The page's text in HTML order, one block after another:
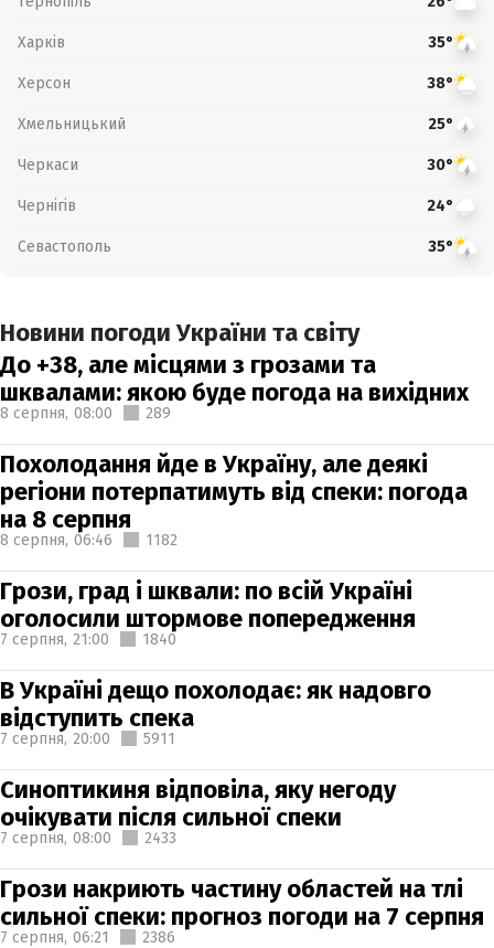
Харків 35°
Херсон 38°
Хмельницький 25°
Черкаси 30°
Чернігів 24°
Севастополь 35°
Новини погоди України та світу
До +38, але місцями з грозами та
шквалами: якою буде погода на вихідних
8 серпня, 08:00 289
Похолодання йде в Україну, але деякі
регіони потерпатимуть від спеки: погода
на 8 серпня
8 серпня, 06:46 1182
Грози, град і шквали: по всій Україні
оголосили штормове попередження
7 серпня, 21:00 1840
В Україні дещо похолодає: як надовго
відступить спека
7 серпня, 20:00 5911
Синоптикиня відповіла, яку негоду
очікувати після сильної спеки
7 серпня, 08:00 2433
Грози накриють частину областей на тлі
сильної спеки: прогноз погоди на 7 серпня
7 серпня, 06:21 2386